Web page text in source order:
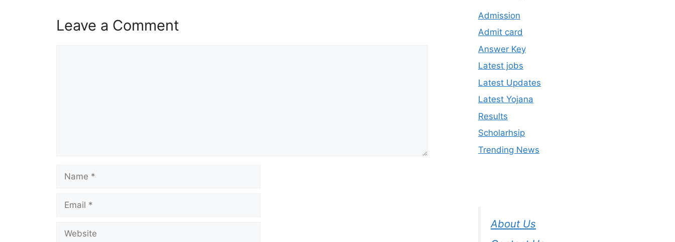
Leave a Comment
Name
Email
Website
Admission
Admit card
Answer Key
Latest jobs
Latest Updates
Latest Yojana
Results
Scholarhsip
Trending News
About Us